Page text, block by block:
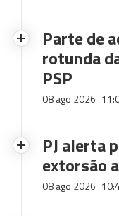
Parte de
rotunda
PSP
08 ago 2026
PJ alerta
extorsão
08 ago 2026